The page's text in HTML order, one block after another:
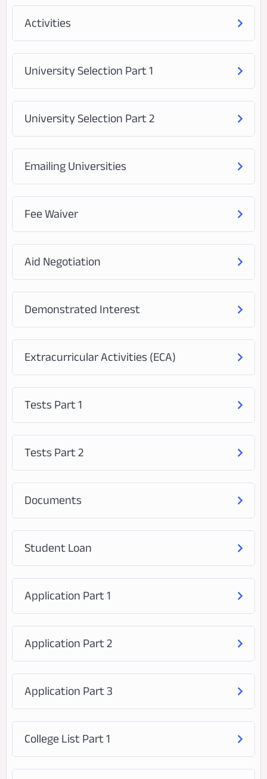
Activities
University Selection Part 1
University Selection Part 2
Emailing Universities
Fee Waiver
Aid Negotiation
Demonstrated Interest
Extracurricular Activities (ECA)
Tests Part 1
Tests Part 2
Documents
Student Loan
Application Part 1
Application Part 2
Application Part 3
College List Part 1